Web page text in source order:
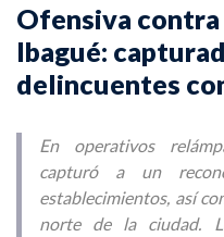
Ofensiva contra
Ibagué:
delincuentes
En operativos
capturó a un
establecimientos, así
norte de la ciudad.